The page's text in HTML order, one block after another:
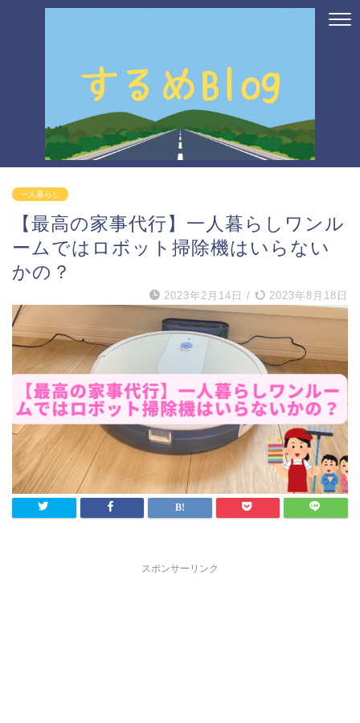
一人暮らし
【最高の家事代行】一人暮らしワンル
ームではロボット掃除機はいらない
かの？
2023年2月14日 / 2023年8月18日
スポンサーリンク